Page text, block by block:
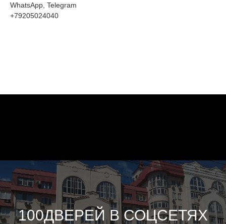
WhatsApp, Telegram
+79205024040
100ДВЕРЕЙ В СОЦСЕТЯХ